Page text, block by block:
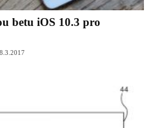
betu iOS 10.3 pro
8.3.2017